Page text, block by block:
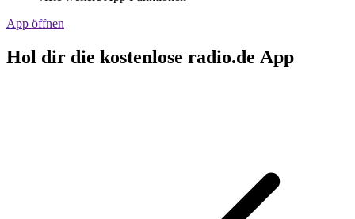
App öffnen
Hol dir die kostenlose radio.de App